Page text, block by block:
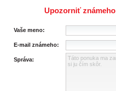
Upozorniť známeho
Vaše meno:
E-mail známeho:
Správa: